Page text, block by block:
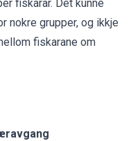
fiskarar. Det kunne
nokre grupper, og ikkje
fiskarane om